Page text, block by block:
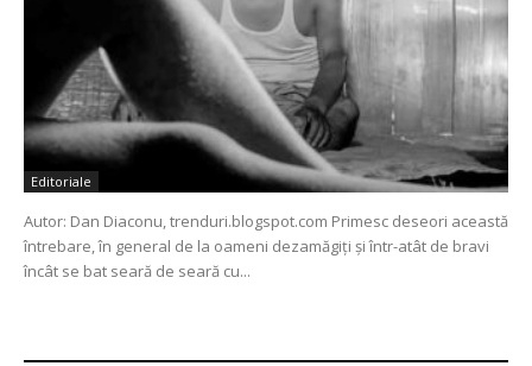
Editoriale
Autor: Dan Diaconu, trenduri.blogspot.com Primesc deseori această
întrebare, în general de la oameni dezamăgiți și într-atât de bravi
încât se bat seară de seară cu...